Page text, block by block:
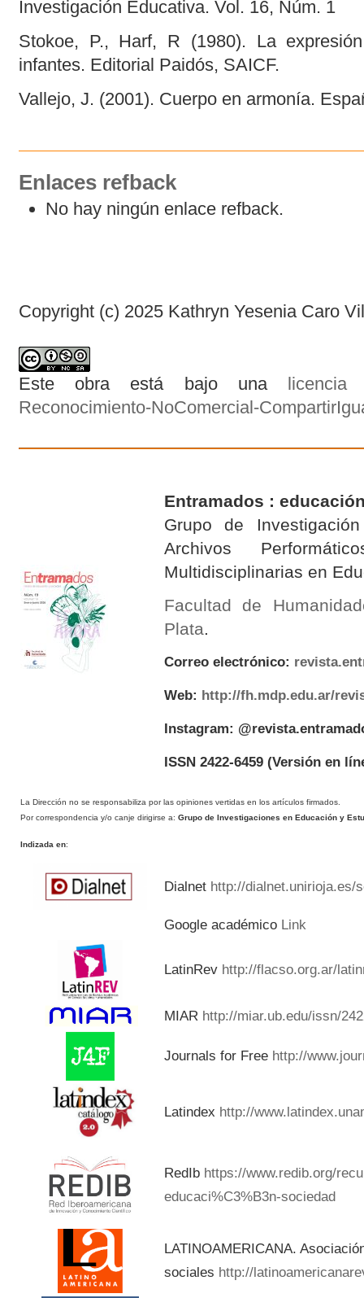
Investigación Educativa. Vol. 16, Núm. 1
Stokoe, P., Harf, R (1980). La
infantes. Editorial Paidós, SAICF.
Vallejo, J. (2001). Cuerpo en armonía.
Enlaces refback
No hay ningún enlace refback.
Copyright (c) 2025 Kathryn Yesenia Caro
Este obra está bajo una licencia
Reconocimiento-NoComercial-
Entramados :
Grupo de
Archivos
Multidisciplinarias en
Facultad de
Plata.
Correo electrónico:
Web: http://fh.mdp.edu.ar/
Instagram:
ISSN 2422-6459(Versión en
La Dirección no se responsabiliza por las opiniones vertidas en los artículos firmados.
Por correspondencia y/o canje dirigirse a: Grupo de Investigaciones en Educación y
Indizada en:
Dialnet http://dialnet.unirioja.es/
Google académico Link
LatinRev http://flacso.org.ar/
MIAR http://miar.ub.edu/issn/
Journals for Free http://
Latindex http://
RedIb https://www.redib.org/
educaci%C3%B3n-sociedad
LATINOAMERICANA.
sociales http://